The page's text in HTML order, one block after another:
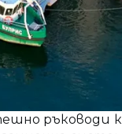
ръководи